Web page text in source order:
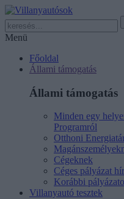
Menü
Főoldal
Állami támogatás
Állami támogatás
Minden egy
Programról
Otthoni
Cégeknek
Céges pályázat
Korábbi
Villanyautó tesztek